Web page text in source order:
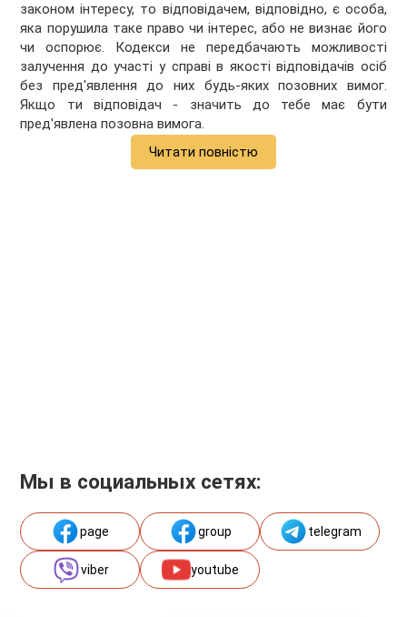
законом інтересу, то відповідачем, відповідно, є особа,
яка порушила таке право чи інтерес, або не визнає його
чи оспорює. Кодекси не передбачають можливості
залучення до участі у справі в якості відповідачів осіб
без пред'явлення до них будь-яких позовних вимог.
Якщо ти відповідач - значить до тебе має бути
пред'явлена позовна вимога.
Читати повністю
Мы в социальных сетях:
page group telegram
viber youtube